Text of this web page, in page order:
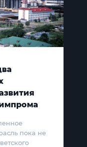
пока не